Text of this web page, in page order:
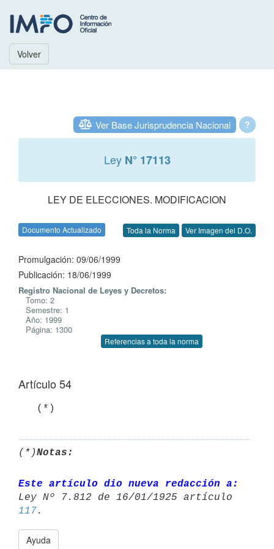
Volver
?
Ver Base Jurisprudencia Nacional
Ley N° 17113
LEY DE ELECCIONES. MODIFICACION
Documento Actualizado Toda la Norma Ver Imagen del D.O.
Promulgación: 09/06/1999
Publicación: 18/06/1999
Registro Nacional de Leyes y Decretos:
Tomo: 2
Semestre: 1
Año: 1999
Página: 1300
Referencias a toda la norma
Artículo 54
(*)Notas:
Este artículo dio nueva redacción a:
Ley Nº 7.812 de 16/01/1925 artículo
117
Ayuda